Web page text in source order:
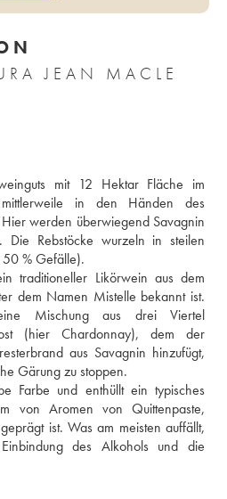
JEAN MACLE
mit 12 Hektar Fläche im
in den Händen des
werden überwiegend Savagnin
Die Rebstöcke wurzeln in steilen
% Gefälle).
traditioneller Likörwein aus dem
dem Namen Mistelle bekannt ist.
Mischung aus drei Viertel
(hier Chardonnay), dem der
aus Savagnin hinzufügt,
Gärung zu stoppen.
Farbe und enthüllt ein typisches
von Aromen von Quittenpaste,
ist. Was am meisten auffällt,
des Alkohols und die